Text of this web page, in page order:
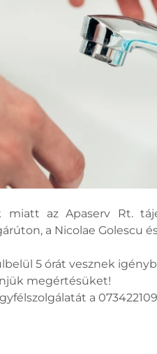
az Apaserv Rt.
a Nicolae Golescu
5 órát vesznek
megértésüket!
a